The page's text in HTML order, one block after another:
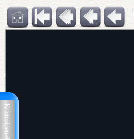
Kontrolpanel